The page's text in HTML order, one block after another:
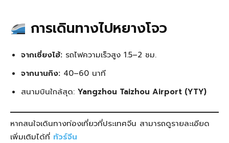
การเดินทางไปหยางโจว
จากเซี่ยงไฮ้: รถไฟความเร็วสูง 1.5–2 ชม.
จากนานกิง: 40–60 นาที
สนามบินใกล้สุด: Yangzhou Taizhou Airport (YTY)
หากสนใจเดินทางท่องเที่ยวที่ประเทศจีน สามารถดูรายละเอียด
เพิ่มเติมได้ที่ ทัวร์จีน